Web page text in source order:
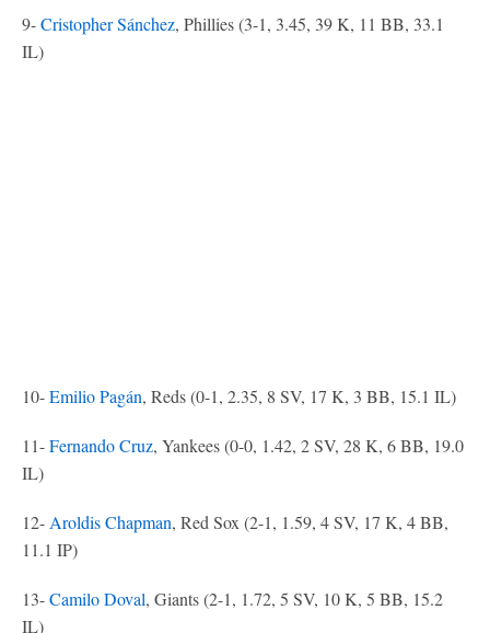
9-Cristopher Sánchez, Phillies (3-1, 3.45, 39 K, 11 BB, 33.1
IL)
10-Emilio Pagán, Reds (0-1, 2.35, 8 SV, 17 K, 3 BB, 15.1 IL)
11-Fernando Cruz, Yankees (0-0, 1.42, 2 SV, 28 K, 6 BB, 19.0
IL)
12- Aroldis Chapman, Red Sox (2-1, 1.59, 4 SV, 17 K, 4 BB,
11.1 IP)
13-Camilo Doval, Giants (2-1, 1.72, 5 SV, 10 K, 5 BB, 15.2
IL)